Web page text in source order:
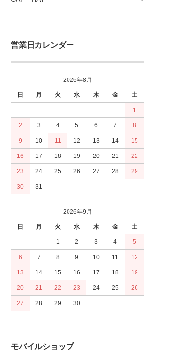
営業日カレンダー
2026年8月
日 月 火 水 木 金 土
1
2 3 4 5 6 7 8
9 10 11 12 13 14 15
16 17 18 19 20 21 22
23 24 25 26 27 28 29
30 31
2026年9月
日 月 火 水 木 金 土
1 2 3 4 5
6 7 8 9 10 11 12
13 14 15 16 17 18 19
20 21 22 23 24 25 26
27 28 29 30
モバイルショップ